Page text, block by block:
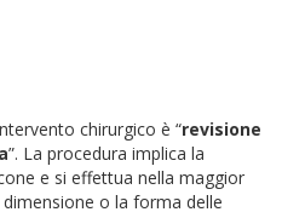
chirurgico è “revisione
”. La procedura implica la
e si effettua nella maggior
o la forma delle